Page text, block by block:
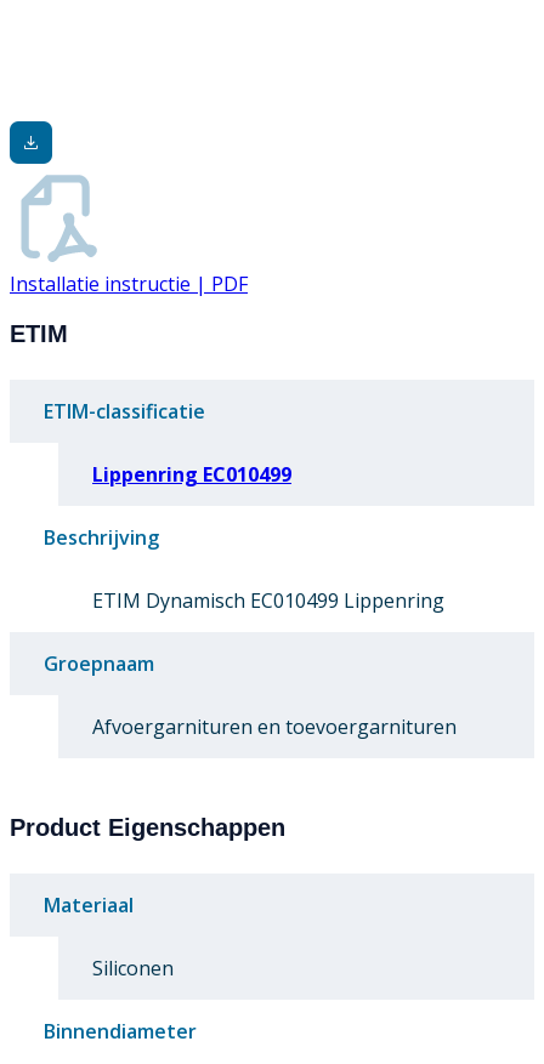
Installatie instructie | PDF
ETIM
ETIM-classificatie
Lippenring EC010499
Beschrijving
ETIM Dynamisch EC010499 Lippenring
Groepnaam
Afvoergarnituren en toevoergarnituren
Product Eigenschappen
Materiaal
Siliconen
Binnendiameter